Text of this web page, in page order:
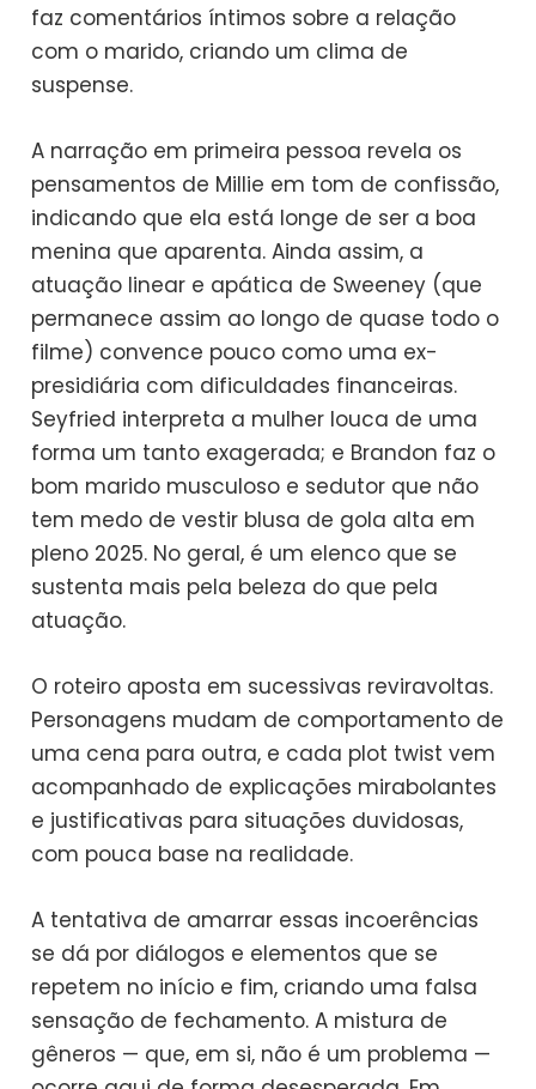
faz comentários íntimos sobre a relação
com o marido, criando um clima de
suspense.
A narração em primeira pessoa revela os
pensamentos de Millie em tom de confissão,
indicando que ela está longe de ser a boa
menina que aparenta. Ainda assim, a
atuação linear e apática de Sweeney (que
permanece assim ao longo de quase todo o
filme) convence pouco como uma ex-
presidiária com dificuldades financeiras.
Seyfried interpreta a mulher louca de uma
forma um tanto exagerada; e Brandon faz o
bom marido musculoso e sedutor que não
tem medo de vestir blusa de gola alta em
pleno 2025. No geral, é um elenco que se
sustenta mais pela beleza do que pela
atuação.
O roteiro aposta em sucessivas reviravoltas.
Personagens mudam de comportamento de
uma cena para outra, e cada plot twist vem
acompanhado de explicações mirabolantes
e justificativas para situações duvidosas,
com pouca base na realidade.
A tentativa de amarrar essas incoerências
se dá por diálogos e elementos que se
repetem no início e fim, criando uma falsa
sensação de fechamento. A mistura de
gêneros — que, em si, não é um problema —